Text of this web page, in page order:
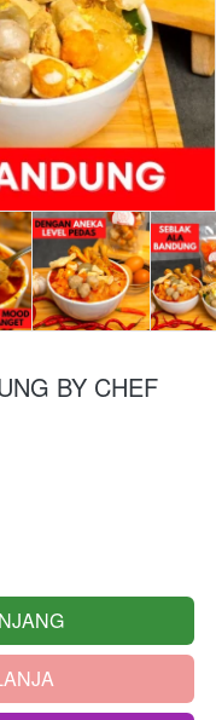
BY CHEF